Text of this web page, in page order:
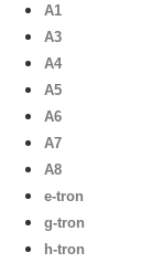
A1
A3
A4
A5
A6
A7
A8
e-tron
g-tron
h-tron